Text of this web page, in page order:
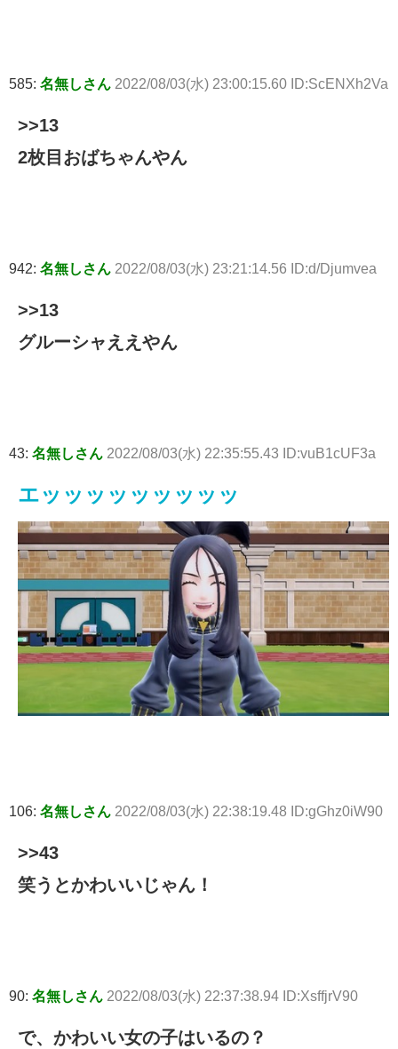
585: 名無しさん 2022/08/03(水) 23:00:15.60 ID:ScENXh2Va
>>13
2枚目おばちゃんやん
942: 名無しさん 2022/08/03(水) 23:21:14.56 ID:d/Djumvea
>>13
グルーシャええやん
43: 名無しさん 2022/08/03(水) 22:35:55.43 ID:vuB1cUF3a
エッッッッッッッッッ
106: 名無しさん 2022/08/03(水) 22:38:19.48 ID:gGhz0iW90
>>43
笑うとかわいいじゃん！
90: 名無しさん 2022/08/03(水) 22:37:38.94 ID:XsffjrV90
で、かわいい女の子はいるの？